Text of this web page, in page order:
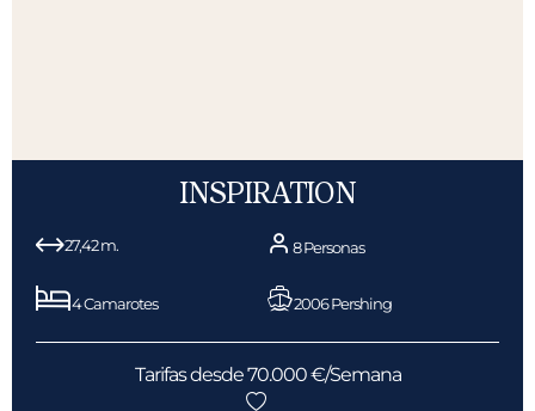
INSPIRATION
27,42 m. 8 Personas
4 Camarotes 2006 Pershing
Tarifas desde 70.000 €/Semana